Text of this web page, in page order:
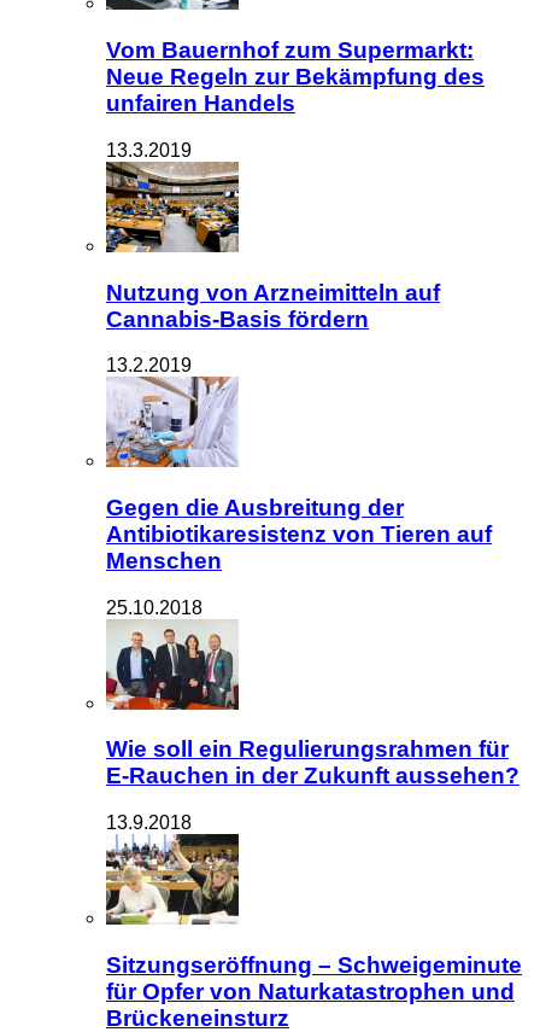
Vom Bauernhof zum Supermarkt:
Neue Regeln zur Bekämpfung des
unfairen Handels
13.3.2019
Nutzung von Arzneimitteln auf
Cannabis-Basis fördern
13.2.2019
Gegen die Ausbreitung der
Antibiotikaresistenz von Tieren auf
Menschen
25.10.2018
Wie soll ein Regulierungsrahmen für
E-Rauchen in der Zukunft aussehen?
13.9.2018
Sitzungseröffnung – Schweigeminute
für Opfer von Naturkatastrophen und
Brückeneinsturz